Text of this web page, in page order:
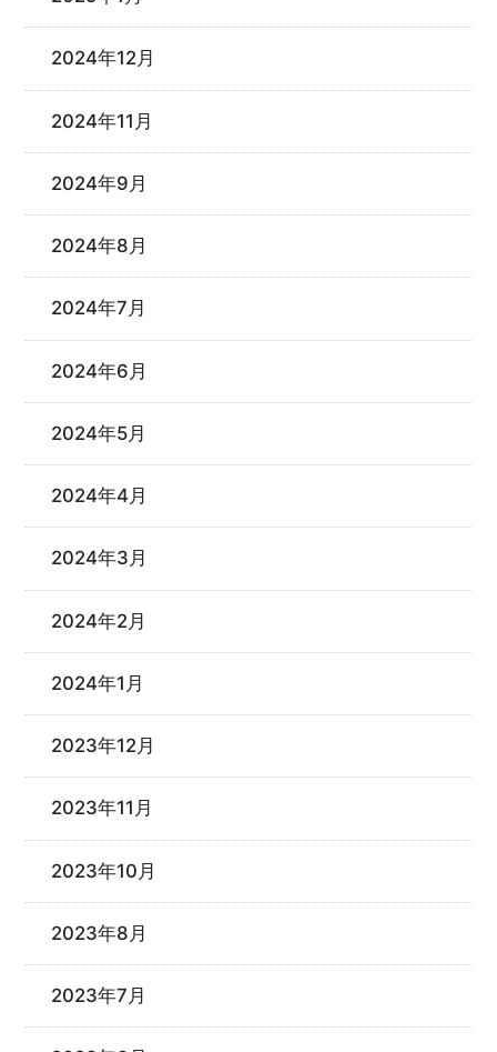
2024年12月
2024年11月
2024年9月
2024年8月
2024年7月
2024年6月
2024年5月
2024年4月
2024年3月
2024年2月
2024年1月
2023年12月
2023年11月
2023年10月
2023年8月
2023年7月